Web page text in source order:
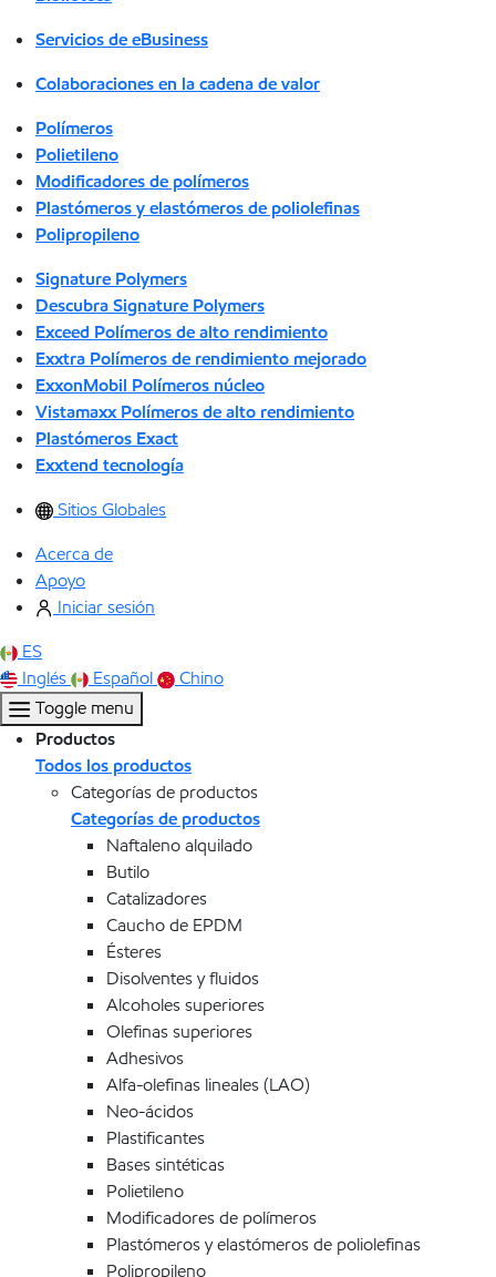
Servicios de eBusiness
Colaboraciones en la cadena de valor
Polímeros
Polietileno
Modificadores de polímeros
Plastómeros y elastómeros de poliolefinas
Polipropileno
Signature Polymers
Descubra Signature Polymers
Exceed Polímeros de alto rendimiento
Exxtra Polímeros de rendimiento mejorado
ExxonMobil Polímeros núcleo
Vistamaxx Polímeros de alto rendimiento
Plastómeros Exact
Exxtend tecnología
Sitios Globales
Acerca de
Apoyo
Iniciar sesión
ES
Inglés
Español
Chino
Toggle menu
Productos
Todos los productos
Categorías de productos
Categorías de productos
Naftaleno alquilado
Butilo
Catalizadores
Caucho de EPDM
Ésteres
Disolventes y fluidos
Alcoholes superiores
Olefinas superiores
Adhesivos
Alfa-olefinas lineales (LAO)
Neo-ácidos
Plastificantes
Bases sintéticas
Polietileno
Modificadores de polímeros
Plastómeros y elastómeros de poliolefinas
Polipropileno